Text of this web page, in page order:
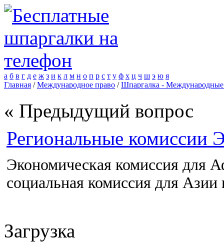
а б в г д е ж з и к л м н о п р с т у ф х ц ч ш э ю я
Главная /Международное право /Шпаргалка -
« Предыдущий вопрос
Региональные
Экономическая комиссия для
социальная комиссия для Азии
Загрузка